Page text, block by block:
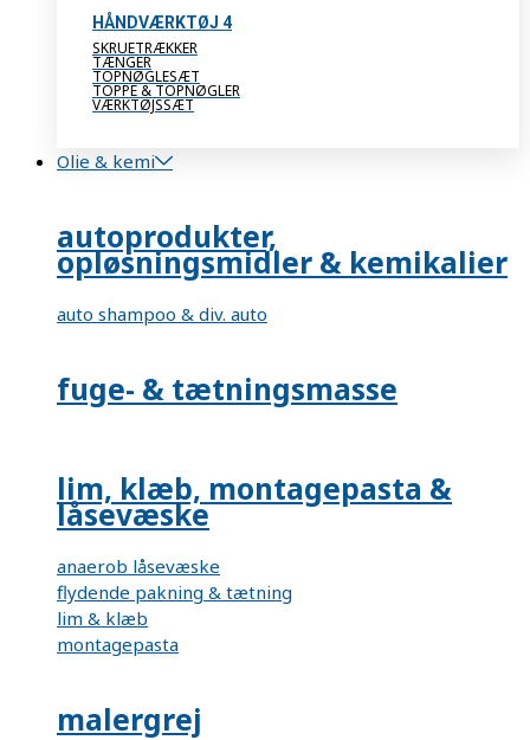
HÅNDVÆRKTØJ 4
SKRUETRÆKKER
TÆNGER
TOPNØGLESÆT
TOPPE & TOPNØGLER
VÆRKTØJSSÆT
Olie & kemi
autoprodukter,
opløsningsmidler & kemikalier
auto shampoo & div. auto
fuge- & tætningsmasse
lim, klæb, montagepasta &
låsevæske
anaerob låsevæske
flydende pakning & tætning
lim & klæb
montagepasta
malergrej